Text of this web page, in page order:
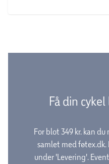
Få din
For blot 349 kr. kan
samlet med
under 'Levering'.